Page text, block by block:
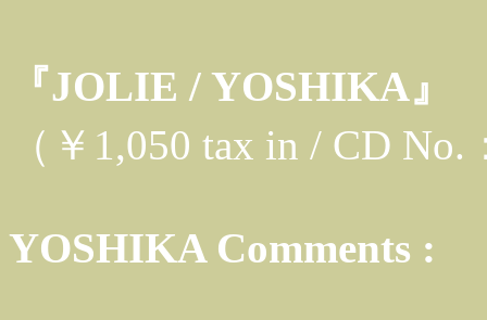
『JOLIE / YOSHIKA』
（￥1,050 tax in / CD
YOSHIKA Comments :